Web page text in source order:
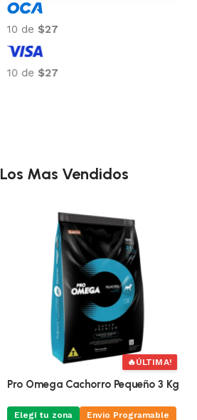
10 de $27
10 de $27
Los Mas Vendidos
🔥ÚLTIMA!
Pro Omega Cachorro Pequeño 3 Kg
Elegí tu zona Envio Programable